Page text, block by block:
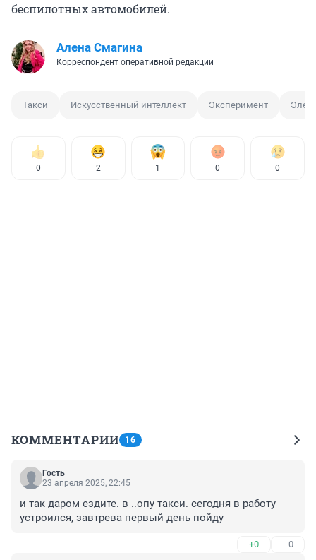
беспилотных автомобилей.
Алена Смагина
Корреспондент оперативной редакции
Такси Искусственный интеллект Эксперимент
0 2 1 0 0
КОММЕНТАРИИ 16
Гость
23 апреля 2025, 22:45
и так даром ездите. в ..опу такси. сегодня в работу
устроился, завтрева первый день пойду
+0 –0